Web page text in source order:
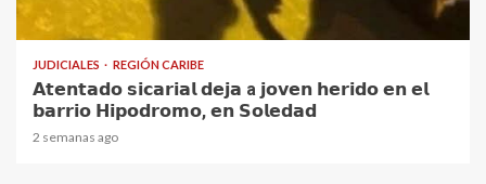
1 min read
JUDICIALES REGIÓN CARIBE
𝗔𝘁𝗲𝗻𝘁𝗮𝗱𝗼 𝘀𝗶𝗰𝗮𝗿𝗶𝗮𝗹 𝗱𝗲𝗷𝗮 a 𝗷𝗼𝘃𝗲𝗻 𝗵𝗲𝗿𝗶𝗱𝗼 𝗲𝗻 𝗲𝗹
𝗯𝗮𝗿𝗿𝗶𝗼 𝗛𝗶𝗽𝗼𝗱𝗿𝗼𝗺𝗼, 𝗲𝗻 𝗦𝗼𝗹𝗲𝗱𝗮𝗱
2 semanas ago